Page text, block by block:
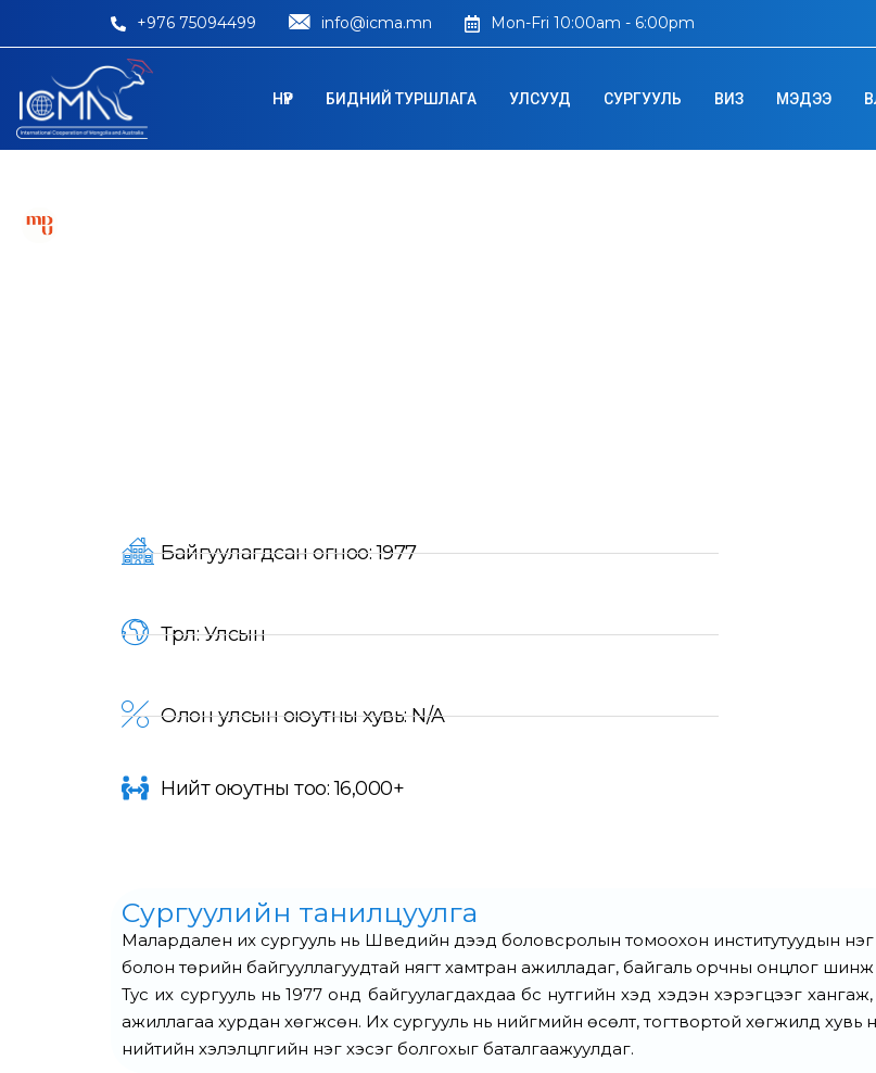
+976 75094499 info@icma.mn Mon-Fri 10:00am - 6:00pm
НҮҮР БИДНИЙ ТУРШЛАГА УЛСУУД СУРГУУЛЬ ВИЗ МЭДЭЭ
Байгуулагдсан огноо: 1977
Төрөл: Улсын
Олон улсын оюутны хувь: N/A
Нийт оюутны тоо: 16,000+
Сургуулийн танилцуулга
Малардален их сургууль нь Шведийн дээд боловсролын томоохон институтуудын нэг
болон төрийн байгууллагуудтай нягт хамтран ажилладаг, байгаль орчны онцлог
Тус их сургууль нь 1977 онд байгуулагдахдаа бүс нутгийн хэд хэдэн хэрэгцээг
ажиллагаа хурдан хөгжсөн. Их сургууль нь нийгмийн өсөлт, тогтвортой хөгжилд
нийтийн хэлэлцүүлгийн нэг хэсэг болгохыг баталгаажуулдаг.